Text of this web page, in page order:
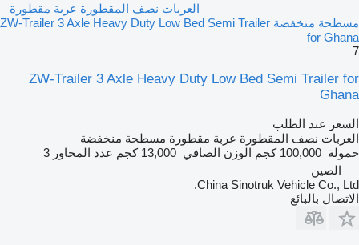
العربات نصف المقطورة عربة مقطورة
مسطحة منخفضة ZW-Trailer 3 Axle Heavy Duty Low Bed Semi Trailer
for Ghana
7
ZW-Trailer 3 Axle Heavy Duty Low Bed Semi Trailer for
Ghana
السعر عند الطلب
العربات نصف المقطورة عربة مقطورة مسطحة منخفضة
حمولة 100,000 كجم الوزن الصافي 13,000 كجم عدد المحاور 3
الصين
China Sinotruk Vehicle Co., Ltd.
الاتصال بالبائع